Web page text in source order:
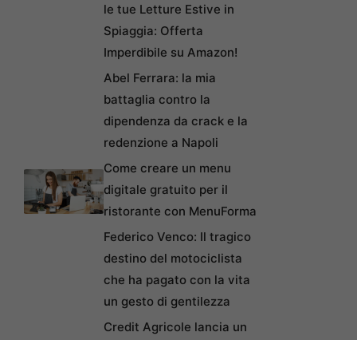
le tue Letture Estive in
Spiaggia: Offerta
Imperdibile su Amazon!
Abel Ferrara: la mia
battaglia contro la
dipendenza da crack e la
redenzione a Napoli
Come creare un menu
digitale gratuito per il
ristorante con MenuForma
Federico Venco: Il tragico
destino del motociclista
che ha pagato con la vita
un gesto di gentilezza
Credit Agricole lancia un